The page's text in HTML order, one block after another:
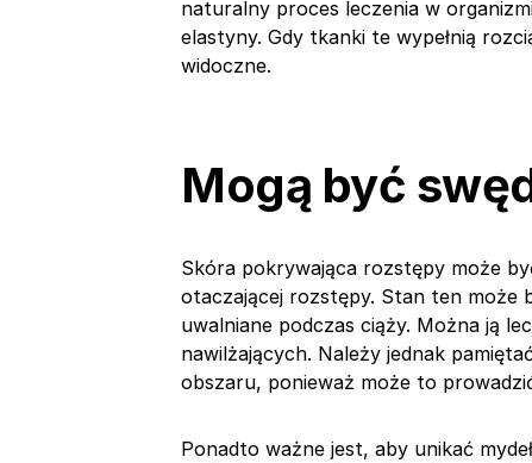
naturalny proces leczenia w
elastyny. Gdy tkanki te wypełnią
widoczne.
Mogą być
Skóra pokrywająca rozstępy może
otaczającej rozstępy. Stan ten może
uwalniane podczas ciąży. Można ją
nawilżających. Należy jednak
obszaru, ponieważ może to
Ponadto ważne jest, aby unikać